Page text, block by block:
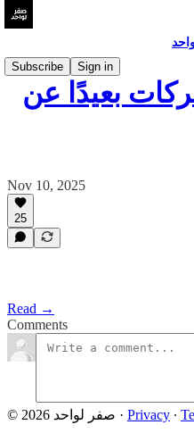
Subscribe
Sign in
بعيدًا عن
Nov 10, 2025
25
Read →
Comments
© 2026 صفر لواحد · Privacy ∙